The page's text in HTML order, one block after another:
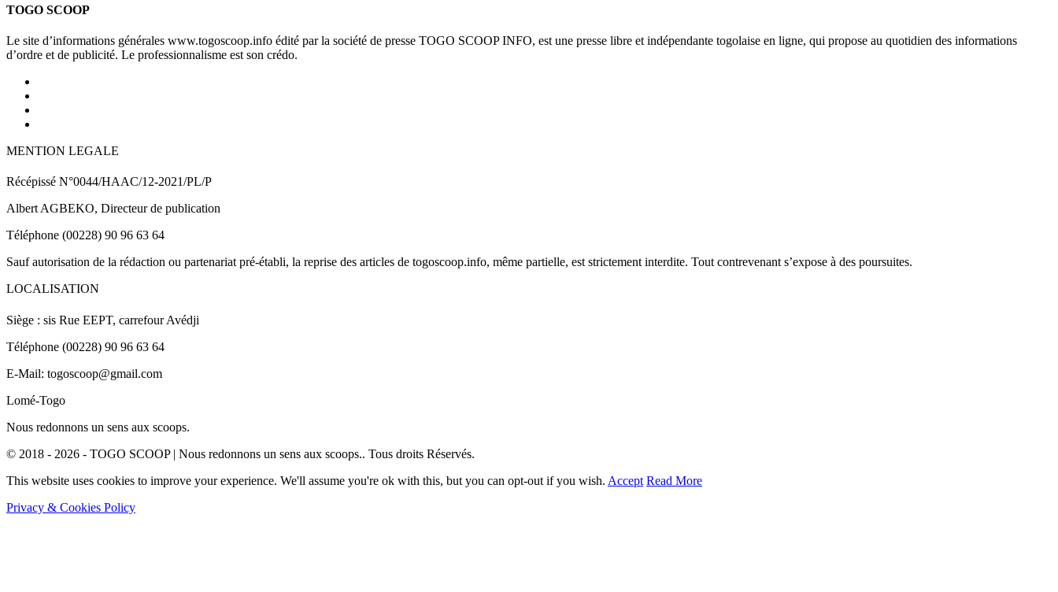
TOGO SCOOP
Le site d’informations générales www.togoscoop.info édité par la société de presse TOGO SCOOP INFO, est une presse libre et indépendante togolaise en ligne, qui propose au quotidien des informations
d’ordre et de publicité. Le professionnalisme est son crédo.
MENTION LEGALE
Récépissé N°0044/HAAC/12-2021/PL/P
Albert AGBEKO, Directeur de publication
Téléphone (00228) 90 96 63 64
Sauf autorisation de la rédaction ou partenariat pré-établi, la reprise des articles de togoscoop.info, même partielle, est strictement interdite. Tout contrevenant s’expose à des poursuites.
LOCALISATION
Siège : sis Rue EEPT, carrefour Avédji
Téléphone (00228) 90 96 63 64
E-Mail: togoscoop@gmail.com
Lomé-Togo
Nous redonnons un sens aux scoops.
© 2018 - 2026 - TOGO SCOOP | Nous redonnons un sens aux scoops.. Tous droits Réservés.
This website uses cookies to improve your experience. We'll assume you're ok with this, but you can opt-out if you wish. Accept Read More
Privacy & Cookies Policy